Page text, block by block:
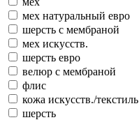
мех натуральный евро
шерсть с мембраной
мех искусств.
шерсть евро
велюр с мембраной
флис
кожа искусств./текстиль
шерсть